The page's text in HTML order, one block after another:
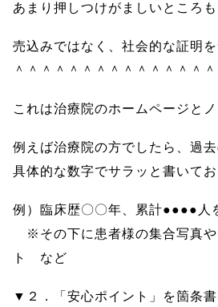
あまり押しつけがましいところも
売込みではなく、社会的な証明
＾＾＾＾＾＾＾＾＾＾＾＾＾＾
これは治療院のホームページと
例えば治療院の方でしたら、過
具体的な数字でサラッと書いてお
例）臨床歴〇〇年、累計●●●●人
※その下に患者様の集合写真や
ト など
▼２．「安心ポイント」を箇条書